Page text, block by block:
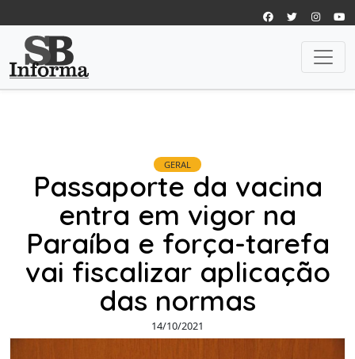
GERAL
Passaporte da vacina
entra em vigor na
Paraíba e força-tarefa
vai fiscalizar aplicação
das normas
14/10/2021